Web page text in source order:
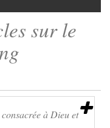
sur le
à Dieu et